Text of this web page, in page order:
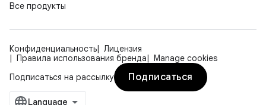
Все продукты
Конфиденциальность
Лицензия
Правила использования бренда
Manage cookies
Подписаться на рассылку
Подписаться